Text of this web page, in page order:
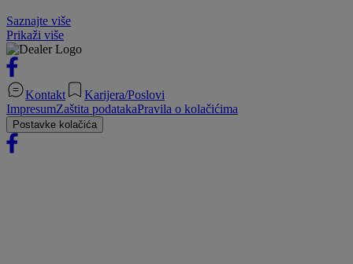
Saznajte više
Prikaži više
Kontakt
Karijera/Poslovi
ImpresumZaštita podatakaPravila o kolačićima
Postavke kolačića